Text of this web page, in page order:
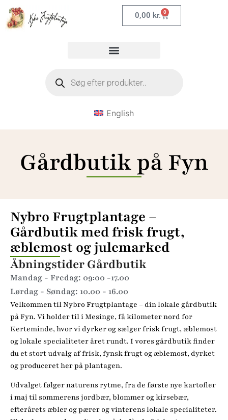
0,00 kr. 0
English
Gårdbutik på Fyn
Nybro Frugtplantage –
Gårdbutik med frisk frugt,
æblemost og julemarked
Åbningstider Gårdbutik
Mandag - Fredag: 09:00 -17.00
Lørdag - Søndag: 10.00 - 16.00
Velkommen til Nybro Frugtplantage – din lokale gårdbutik
på Fyn. Vi holder til i Mesinge, få kilometer nord for
Kerteminde, hvor vi dyrker og sælger frisk frugt, æblemost
og lokale specialiteter året rundt. I vores gårdbutik finder
du et stort udvalg af frisk, fynsk frugt og æblemost, dyrket
og produceret her på plantagen.
Udvalget følger naturens rytme, fra de første nye kartofler
i maj til sommerens jordbær, blommer og kirsebær,
efterårets æbler og pærer og vinterens lokale specialiteter.